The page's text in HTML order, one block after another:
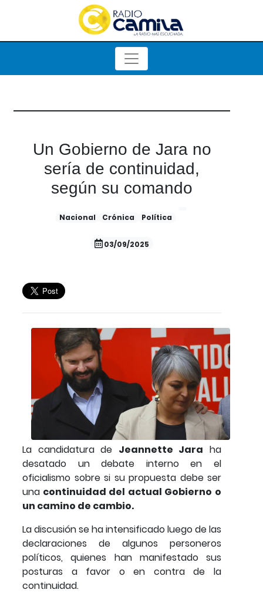
Un Gobierno de Jara no
sería de continuidad,
según su comando
Nacional Crónica Política
03/09/2025
La candidatura de Jeannette Jara ha
desatado un debate interno en el
oficialismo sobre si su propuesta debe ser
una continuidad del actual Gobierno o
un camino de cambio.
La discusión se ha intensificado luego de las
declaraciones de algunos personeros
políticos, quienes han manifestado sus
posturas a favor o en contra de la
continuidad.